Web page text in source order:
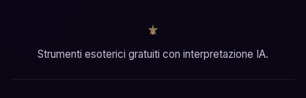
Strumenti esoterici gratuiti con interpretazione IA.